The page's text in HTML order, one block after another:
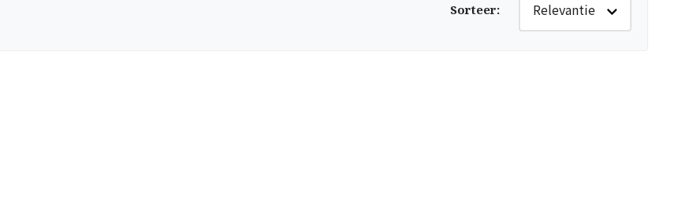
Sorteer: Relevantie